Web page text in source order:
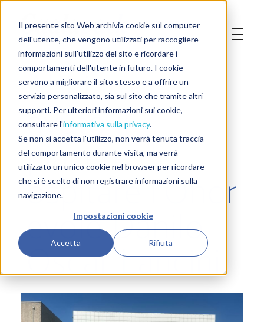
Il presente sito Web archivia cookie sul computer
dell'utente, che vengono utilizzati per raccogliere
informazioni sull'utilizzo del sito e ricordare i
comportamenti dell'utente in futuro. I cookie
servono a migliorare il sito stesso e a offrire un
servizio personalizzato, sia sul sito che tramite altri
supporti. Per ulteriori informazioni sui cookie,
consultare l'informativa sulla privacy.
Se non si accetta l'utilizzo, non verrà tenuta traccia
del comportamento durante visita, ma verrà
utilizzato un unico cookie nel browser per ricordare
che si è scelto di non registrare informazioni sulla
navigazione.
Impostazioni cookie
Accetta Rifiuta
Abbiamo
avuto il
piacere di
ospitare l’Onor
evole Danilo
Oscar Lancini